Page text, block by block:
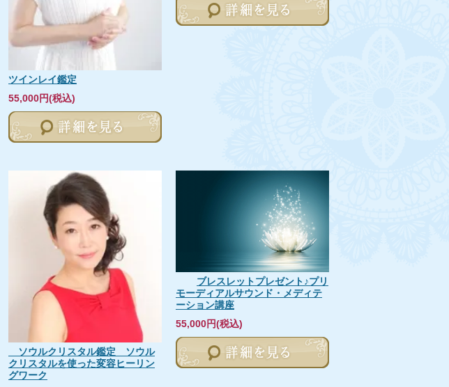
ツインレイ鑑定
55,000円(税込)
ソウルクリスタル鑑定 ソウル
クリスタルを使った変容ヒーリン
グワーク
ブレスレットプレゼント♪プリ
モーディアルサウンド・メディテ
ーション講座
55,000円(税込)